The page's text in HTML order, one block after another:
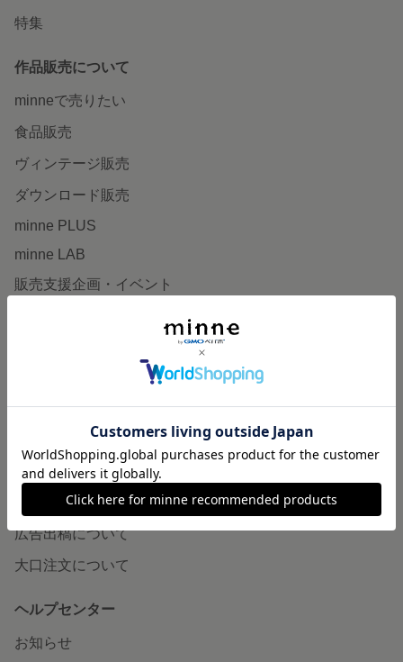
特集
作品販売について
minneで売りたい
食品販売
ヴィンテージ販売
ダウンロード販売
minne PLUS
minne LAB
販売支援企画・イベント
minneとものづくりと
minneの本
企業の方へ
広告出稿について
大口注文について
ヘルプセンター
お知らせ